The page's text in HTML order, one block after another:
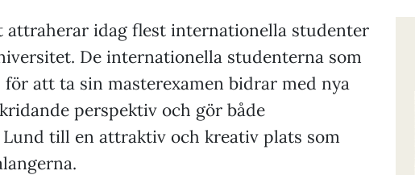
attraherar idag flest internationella studenter
De internationella studenterna som
att ta sin masterexamen bidrar med nya
perspektiv och gör både
till en attraktiv och kreativ plats som